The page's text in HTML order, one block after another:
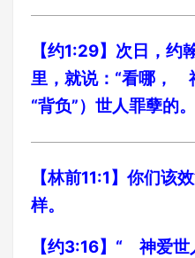
【约1:29】次日，约
里，就说：“看哪，
“背负”）世人罪孽的。
【林前11:1】你们该
样。
【约3:16】“ 神爱